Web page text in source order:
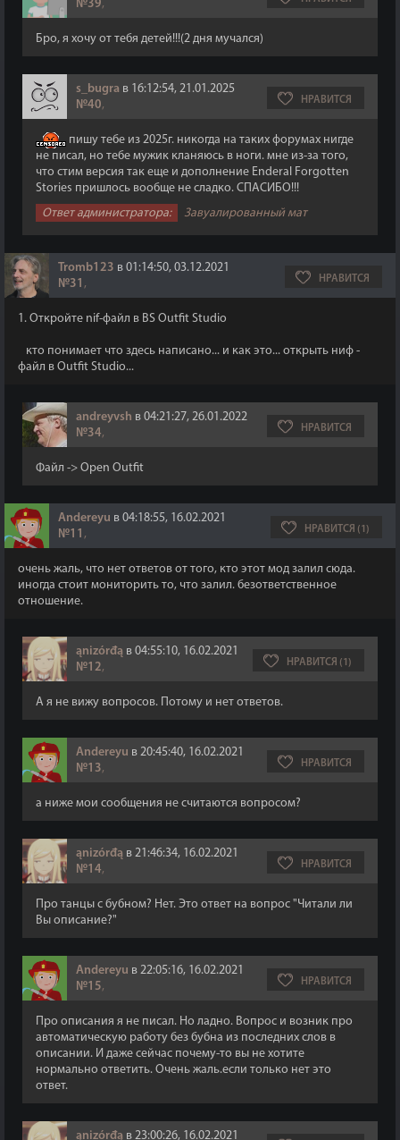
№39,
Бро, я хочу от тебя детей!!!(2 дня мучался)
s_bugra в 16:12:54, 21.01.2025
№40, НРАВИТСЯ
пишу тебе из 2025г. никогда на таких форумах нигде
не писал, но тебе мужик кланяюсь в ноги. мне из-за того,
что стим версия так еще и дополнение Enderal Forgotten
Stories пришлось вообще не сладко. СПАСИБО!!!
Ответ администратора:
Завуалированный мат
Tromb123 в 01:14:50, 03.12.2021
№31 , НРАВИТСЯ
1. Откройте nif-файл в BS Outfit Studio
кто понимает что здесь написано... и как это... открыть ниф -
файл в Outfit Studio...
andreyvsh в 04:21:27, 26.01.2022
№34, НРАВИТСЯ
Файл -> Open Outfit
Andereyu в 04:18:55, 16.02.2021
№11 , НРАВИТСЯ (1)
очень жаль, что нет ответов от того, кто этот мод залил сюда.
иногда стоит мониторить то, что залил. безответственное
отношение.
ąnizórđą в 04:55:10, 16.02.2021
№12, НРАВИТСЯ (1)
А я не вижу вопросов. Потому и нет ответов.
Andereyu в 20:45:40, 16.02.2021
№13, НРАВИТСЯ
а ниже мои сообщения не считаются вопросом?
ąnizórđą в 21:46:34, 16.02.2021
№14, НРАВИТСЯ
Про танцы с бубном? Нет. Это ответ на вопрос "Читали ли
Вы описание?"
Andereyu в 22:05:16, 16.02.2021
№15, НРАВИТСЯ
Про описания я не писал. Но ладно. Вопрос и возник про
автоматическую работу без бубна из последних слов в
описании. И даже сейчас почему-то вы не хотите
нормально ответить. Очень жаль.если только нет это
ответ.
ąnizórđą в 23:00:26, 16.02.2021